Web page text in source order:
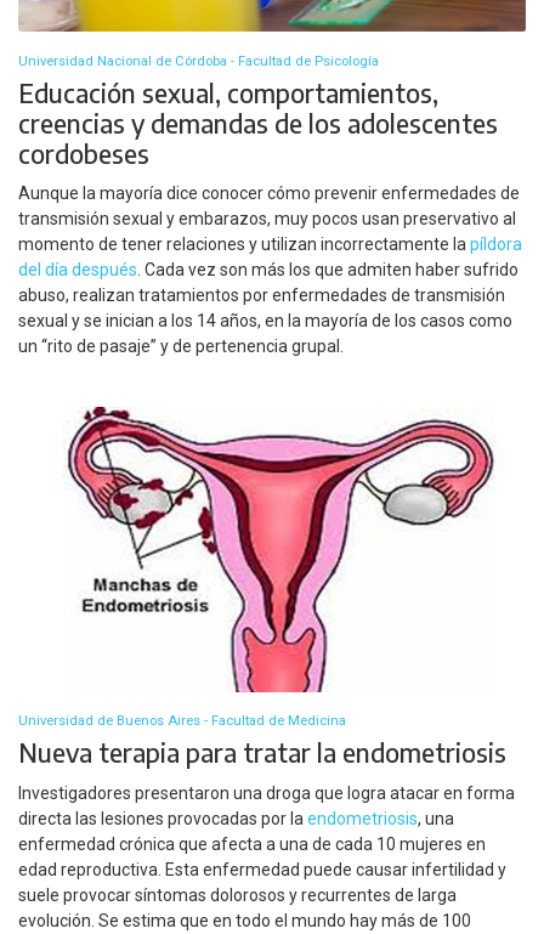
Universidad Nacional de Córdoba - Facultad de Psicología
Educación sexual, comportamientos,
creencias y demandas de los adolescentes
cordobeses
Aunque la mayoría dice conocer cómo prevenir enfermedades de
transmisión sexual y embarazos, muy pocos usan preservativo al
momento de tener relaciones y utilizan incorrectamente lapíldora
del día después. Cada vez son más los que admiten haber sufrido
abuso, realizan tratamientos por enfermedades de transmisión
sexual y se inician a los 14 años, en la mayoría de los casos como
un “rito de pasaje” y de pertenencia grupal.
Universidad de Buenos Aires - Facultad de Medicina
Nueva terapia para tratar la endometriosis
Investigadores presentaron una droga que logra atacar en forma
directa las lesiones provocadas por la endometriosis, una
enfermedad crónica que afecta a una de cada 10 mujeres en
edad reproductiva. Esta enfermedad puede causar infertilidad y
suele provocar síntomas dolorosos y recurrentes de larga
evolución. Se estima que en todo el mundo hay más de 100